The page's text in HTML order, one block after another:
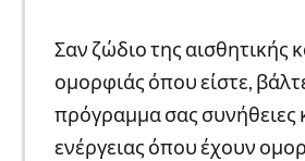
Σαν ζώδιο της αισθητικής
ομορφιάς όπου είστε,
πρόγραμμα σας συνήθειες
ενέργειας όπου έχουν